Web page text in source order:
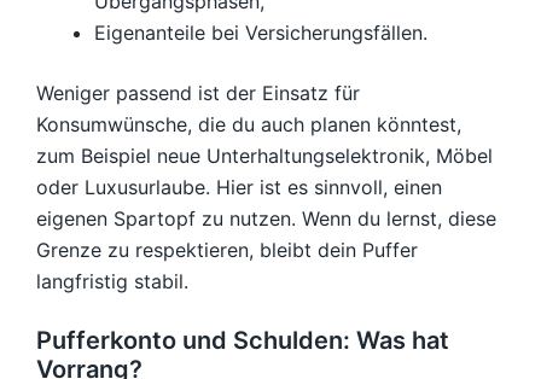
Eigenanteile bei Versicherungsfällen.
Weniger passend ist der Einsatz für
Konsumwünsche, die du auch planen könntest,
zum Beispiel neue Unterhaltungselektronik, Möbel
oder Luxusurlaube. Hier ist es sinnvoll, einen
eigenen Spartopf zu nutzen. Wenn du lernst, diese
Grenze zu respektieren, bleibt dein Puffer
langfristig stabil.
Pufferkonto und Schulden: Was hat
Vorrang?